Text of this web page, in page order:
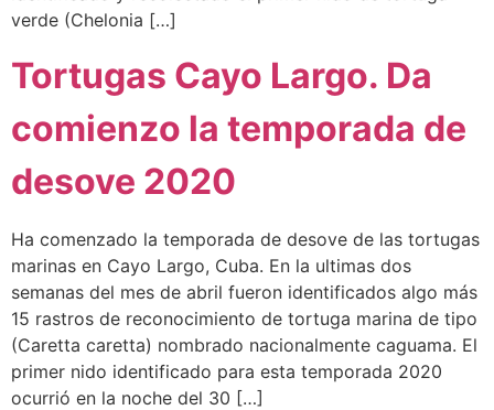
verde (Chelonia […]
Tortugas Cayo Largo. Da
comienzo la temporada de
desove 2020
Ha comenzado la temporada de desove de las tortugas
marinas en Cayo Largo, Cuba. En la ultimas dos
semanas del mes de abril fueron identificados algo más
15 rastros de reconocimiento de tortuga marina de tipo
(Caretta caretta) nombrado nacionalmente caguama. El
primer nido identificado para esta temporada 2020
ocurrió en la noche del 30 […]